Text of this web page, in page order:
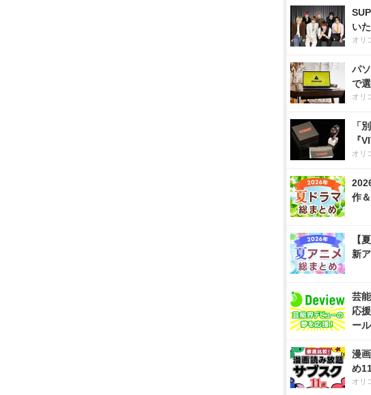
い
オリ
パ
で
オリ
「
『
オリ
作
【
新
芸
応
ー
漫
め
オリ